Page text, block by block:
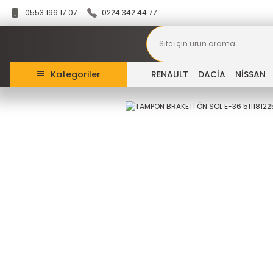
0553 196 17 07 0224 342 44 77
Kategoriler RENAULT DACİA NİSSAN